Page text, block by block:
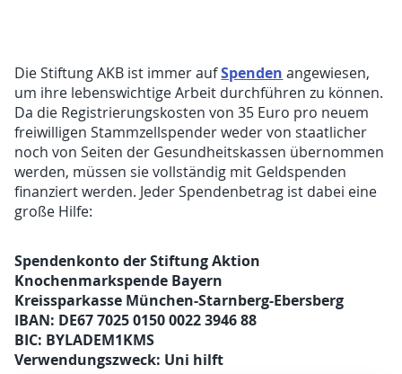
Die Stiftung AKB ist immer aufSpenden angewiesen,
um ihre lebenswichtige Arbeit durchführen zu können.
Da die Registrierungskosten von 35 Euro pro neuem
freiwilligen Stammzellspender weder von staatlicher
noch von Seiten der Gesundheitskassen übernommen
werden, müssen sie vollständig mit Geldspenden
finanziert werden. Jeder Spendenbetrag ist dabei eine
große Hilfe:
Spendenkonto der Stiftung Aktion
Knochenmarkspende Bayern
Kreissparkasse München-Starnberg-Ebersberg
IBAN: DE67 7025 0150 0022 3946 88
BIC: BYLADEM1KMS
Verwendungszweck: Uni hilft